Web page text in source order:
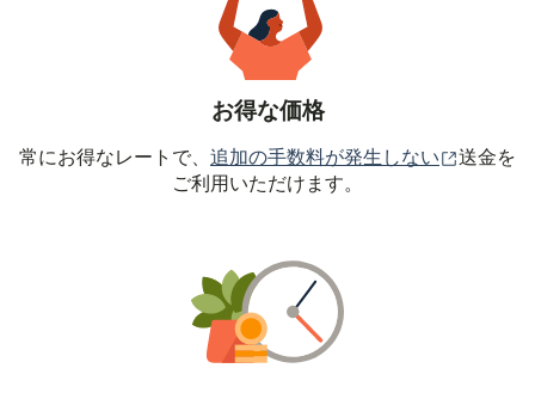
お得な価格
常にお得なレートで、 追加の手数料が発生しない （別ウ
送金を
ご利用いただけます。